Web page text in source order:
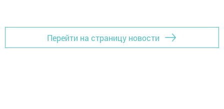
Перейти на страницу новости